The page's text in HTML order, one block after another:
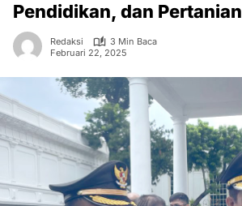
Pendidikan, dan Pertanian
Redaksi
3 Min Baca
Februari 22, 2025